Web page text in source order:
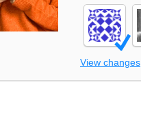
View changes